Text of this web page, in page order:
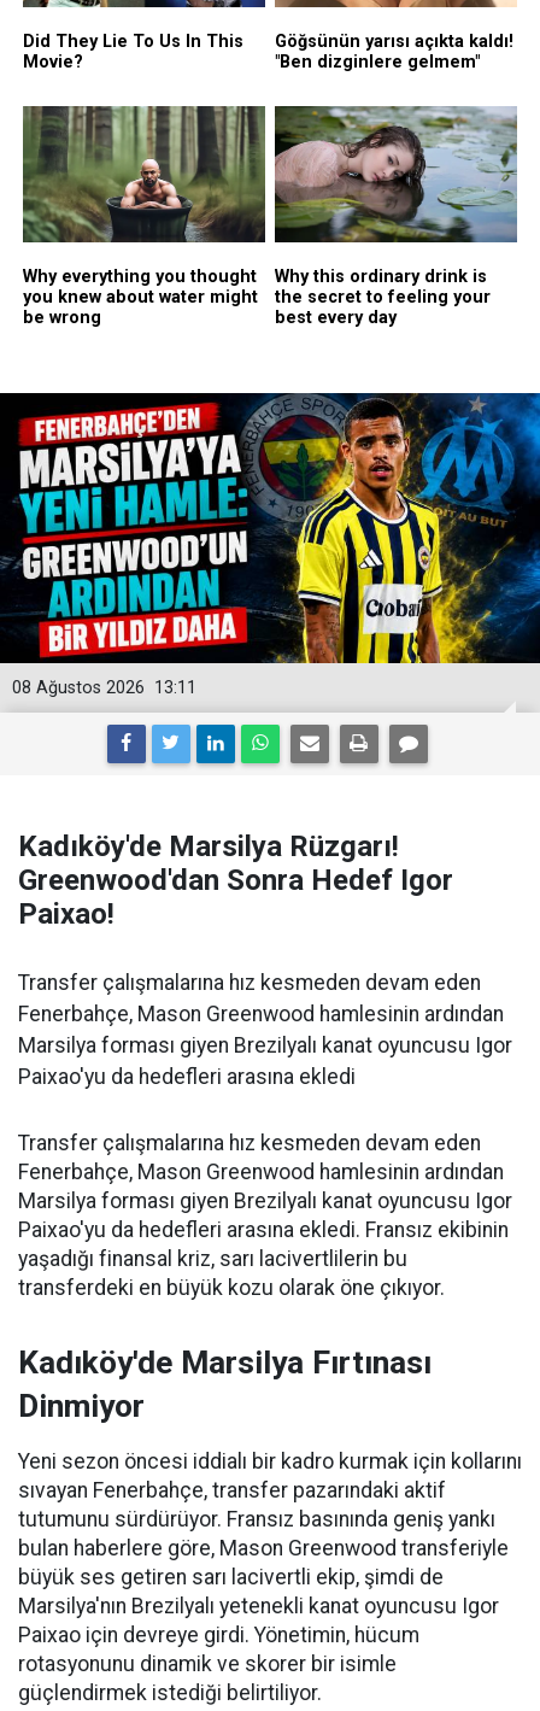
13:11
08 Ağustos 2026
Kadıköy'de Marsilya Rüzgarı!
Greenwood'dan Sonra Hedef Igor
Paixao!
Transfer çalışmalarına hız kesmeden devam eden
Fenerbahçe, Mason Greenwood hamlesinin ardından
Marsilya forması giyen Brezilyalı kanat oyuncusu Igor
Paixao'yu da hedefleri arasına ekledi
Transfer çalışmalarına hız kesmeden devam eden
Fenerbahçe, Mason Greenwood hamlesinin ardından
Marsilya forması giyen Brezilyalı kanat oyuncusu Igor
Paixao'yu da hedefleri arasına ekledi. Fransız ekibinin
yaşadığı finansal kriz, sarı lacivertlilerin bu
transferdeki en büyük kozu olarak öne çıkıyor.
Kadıköy'de Marsilya Fırtınası
Dinmiyor
Yeni sezon öncesi iddialı bir kadro kurmak için kollarını
sıvayan Fenerbahçe, transfer pazarındaki aktif
tutumunu sürdürüyor. Fransız basınında geniş yankı
bulan haberlere göre, Mason Greenwood transferiyle
büyük ses getiren sarı lacivertli ekip, şimdi de
Marsilya'nın Brezilyalı yetenekli kanat oyuncusu Igor
Paixao için devreye girdi. Yönetimin, hücum
rotasyonunu dinamik ve skorer bir isimle
güçlendirmek istediği belirtiliyor.